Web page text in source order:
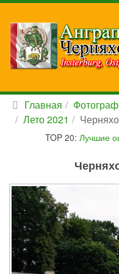
Главная
Лето 2021
TOP 20: Лучшие